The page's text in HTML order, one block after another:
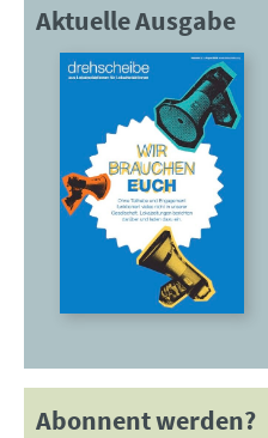
Aktuelle Ausgabe
Abonnent werden?